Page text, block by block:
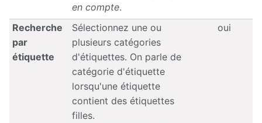
en compte.
Recherche
par
étiquette
Sélectionnez une ou
plusieurs catégories
d'étiquettes. On parle de
catégorie d'étiquette
lorsqu'une étiquette
contient des étiquettes
filles.
oui